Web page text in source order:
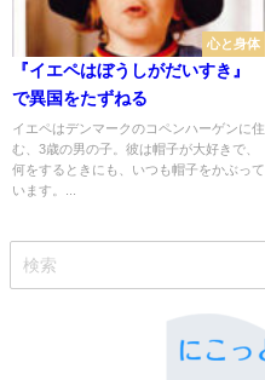
心と身体
『イエペはぼうしがだいすき』
で異国をたずねる
イエペはデンマークのコペンハーゲンに住
む、3歳の男の子。彼は帽子が大好きで、
何をするときにも、いつも帽子をかぶって
います。...